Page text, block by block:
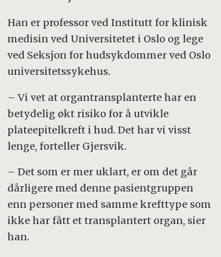
Han er professor ved Institutt for klinisk
medisin ved Universitetet i Oslo og lege
ved Seksjon for hudsykdommer ved Oslo
universitetssykehus.
– Vi vet at organtransplanterte har en
betydelig økt risiko for å utvikle
plateepitelkreft i hud. Det har vi visst
lenge, forteller Gjersvik.
– Det som er mer uklart, er om det går
dårligere med denne pasientgruppen
enn personer med samme krefttype som
ikke har fått et transplantert organ, sier
han.